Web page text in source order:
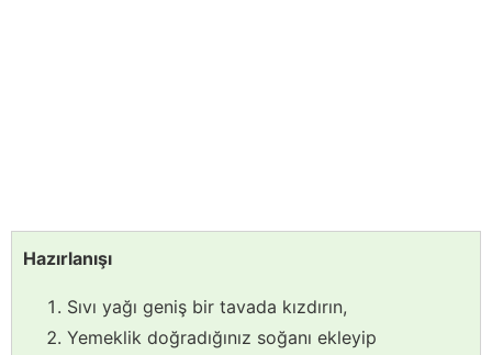
Hazırlanışı
Sıvı yağı geniş bir tavada kızdırın,
Yemeklik doğradığınız soğanı ekleyip